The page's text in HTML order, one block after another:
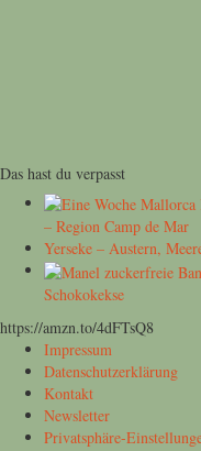
Das hast du verpasst
– Region Camp de Mar
Yerseke – Austern,
Schokokekse
https://amzn.to/4dFTsQ8
Impressum
Datenschutzerklärung
Kontakt
Newsletter
Privatsphäre-